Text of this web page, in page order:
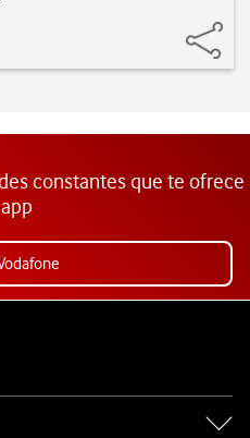
constantes que te ofrece
de Vodafone